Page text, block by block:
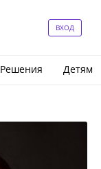
ВХОД
Решения Детям